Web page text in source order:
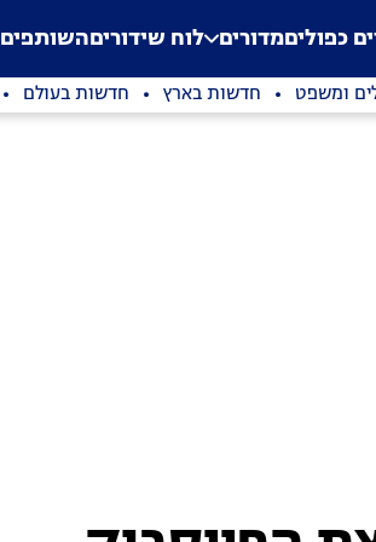
Application error: a
. כפוליםמדורים לוח שידוריםהשותפים
ומשפט חדשות בארץ חדשות בעולם